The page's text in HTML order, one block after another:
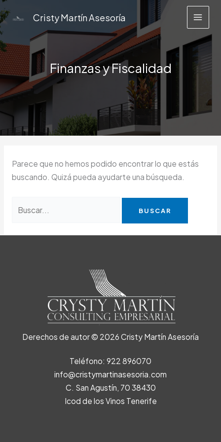
al
contenido
Cristy Martín Asesoría
Finanzas y Fiscalidad
Parece que no hemos podido encontrar lo que estás
buscando. Quizá pueda ayudarte una búsqueda.
por:
Derechos de autor © 2026 Cristy Martín Asesoría
Teléfono: 922 896070
info@cristymartinasesoria.com
C. San Agustín, 70 38430
Icod de los Vinos Tenerife